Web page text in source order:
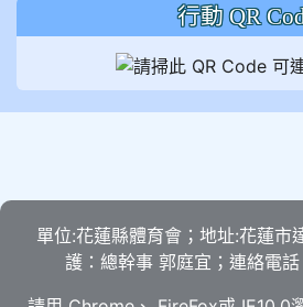
行動 QR
單位:花蓮縣體育會；地址:花蓮市
護：總幹事 郭庭宜；連絡電